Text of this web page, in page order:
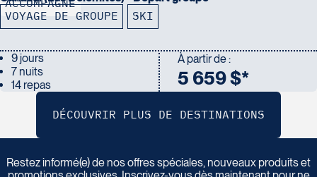
ACCOMPAGNÉ
VOYAGE DE GROUPE SKI
9 jours
7 nuits
14 repas
À partir de :
5 659 $*
Insc ivez vous à n o tre inf lettre
Restez informé(e) de nos offres spéciales, nouveaux produits et